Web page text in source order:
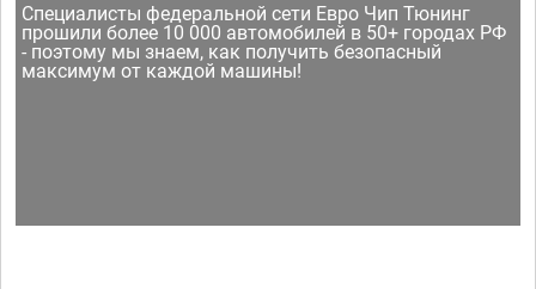
Специалисты федеральной сети Евро Чип Тюнинг
прошили более 10 000 автомобилей в 50+ городах РФ
- поэтому мы знаем, как получить безопасный
максимум от каждой машины!